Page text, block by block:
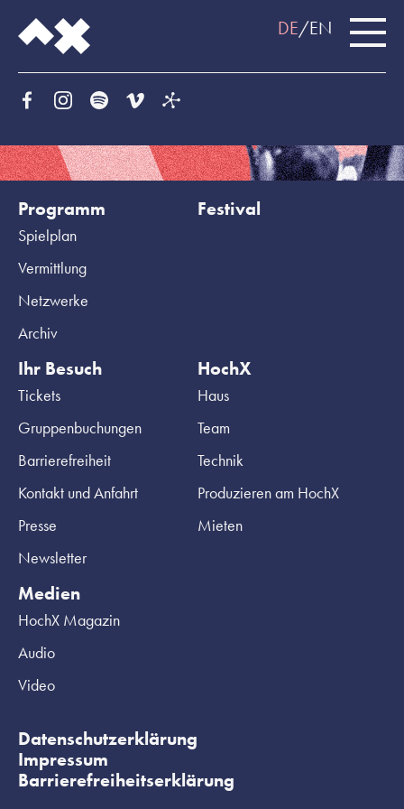
DE EN
Programm
Spielplan
Vermittlung
Netzwerke
Archiv
Festival
Ihr Besuch
Tickets
Gruppenbuchungen
Barrierefreiheit
Kontakt und Anfahrt
Presse
Newsletter
HochX
Haus
Team
Technik
Produzieren am HochX
Mieten
Medien
HochX Magazin
Audio
Video
Datenschutzerklärung
Impressum
Barrierefreiheitserklärung